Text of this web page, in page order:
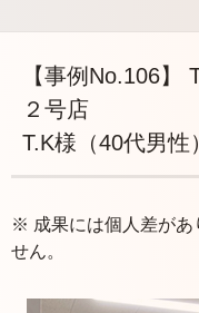
【事例No.106】
２号店
T.K様（40代男性
※ 成果には個人差があ
せん。